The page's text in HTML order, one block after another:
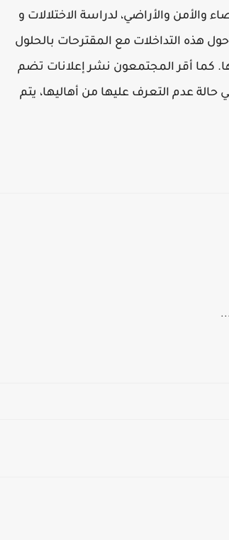
والأراضي، لدراسة الاختلالات و
هذه التداخلات مع المقترحات بالحلول
كما أقر المجتمعون نشر إعلانات تضم
عدم التعرف عليها من أهاليها، يتم